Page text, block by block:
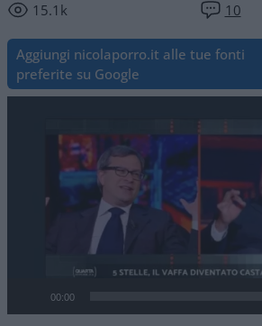
15.1k 10
Aggiungi nicolaporro.it alle tue fonti
preferite su Google
00:00